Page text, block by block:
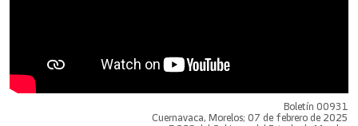
Boletín 00931
Cuernavaca, Morelos; 07 de febrero de 2025